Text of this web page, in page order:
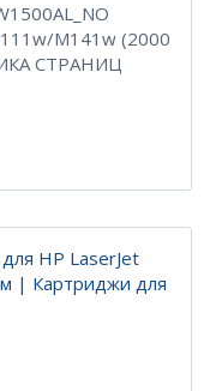
M141w (2000
СТРАНИЦ